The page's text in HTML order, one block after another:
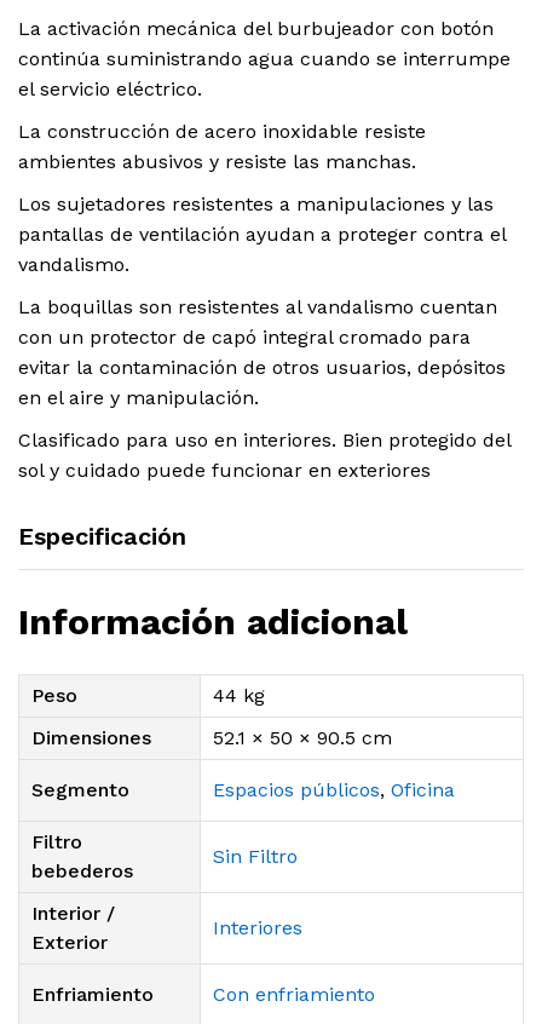
La activación mecánica del burbujeador con botón
continúa suministrando agua cuando se interrumpe
el servicio eléctrico.
La construcción de acero inoxidable resiste
ambientes abusivos y resiste las manchas.
Los sujetadores resistentes a manipulaciones y las
pantallas de ventilación ayudan a proteger contra el
vandalismo.
La boquillas son resistentes al vandalismo cuentan
con un protector de capó integral cromado para
evitar la contaminación de otros usuarios, depósitos
en el aire y manipulación.
Clasificado para uso en interiores. Bien protegido del
sol y cuidado puede funcionar en exteriores
Especificación
Información adicional
Peso
44 kg
Dimensiones
52.1 × 50 × 90.5 cm
Segmento Espacios públicos, Oficina
Filtro
bebederos
Sin Filtro
Interior /
Exterior
Interiores
Enfriamiento Con enfriamiento